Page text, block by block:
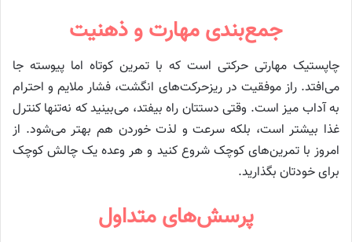
جمع‌بندی مهارت و ذهنیت
چاپستیک مهارتی حرکتی است که با تمرین کوتاه اما پیوسته جا
می‌افتد. راز موفقیت در ریزحرکت‌های انگشت، فشار ملایم و احترام
به آداب میز است. وقتی دستتان راه بیفتد، می‌بینید که نه‌تنها کنترل
غذا بیشتر است، بلکه سرعت و لذت خوردن هم بهتر می‌شود. از
امروز با تمرین‌های کوچک شروع کنید و هر وعده یک چالش کوچک
برای خودتان بگذارید.
پرسش‌های متداول